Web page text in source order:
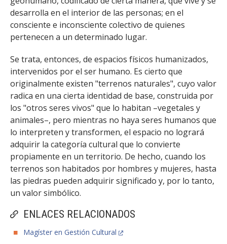
ENLACES RELACIONADOS
Magíster en Gestión Cultural
desarrolla en el interior de las personas; en el
consciente e inconsciente colectivo de quienes
pertenecen a un determinado lugar.
Se trata, entonces, de espacios físicos humanizados,
intervenidos por el ser humano. Es cierto que
originalmente existen "terrenos naturales", cuyo valor
radica en una cierta identidad de base, construida por
los "otros seres vivos" que lo habitan –vegetales y
animales–, pero mientras no haya seres humanos que
lo interpreten y transformen, el espacio no logrará
adquirir la categoría cultural que lo convierte
propiamente en un territorio. De hecho, cuando los
terrenos son habitados por hombres y mujeres, hasta
las piedras pueden adquirir significado y, por lo tanto,
un valor simbólico.